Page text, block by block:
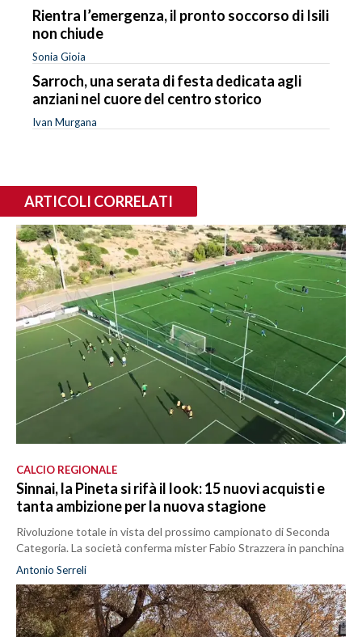
Rientra l’emergenza, il pronto soccorso di Isili
non chiude
Sonia Gioia
Sarroch, una serata di festa dedicata agli
anziani nel cuore del centro storico
Ivan Murgana
ARTICOLI CORRELATI
CALCIO REGIONALE
Sinnai, la Pineta si rifà il look: 15 nuovi acquisti e
tanta ambizione per la nuova stagione
Rivoluzione totale in vista del prossimo campionato di Seconda
Categoria. La società conferma mister Fabio Strazzera in panchina
Antonio Serreli